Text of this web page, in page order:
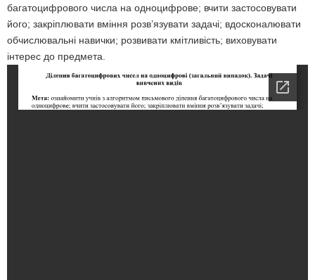
багатоцифрового числа на одноцифрове; вчити застосовувати
його; закріплювати вміння розв’язувати задачі; вдосконалювати
обчислювальні навички; розвивати кмітливість; виховувати
інтерес до предмета.